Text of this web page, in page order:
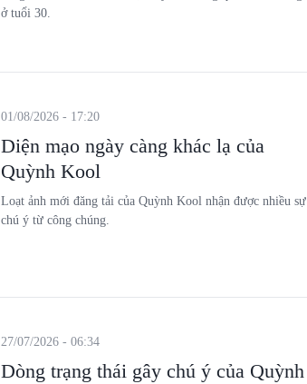
ở tuổi 30.
Diện mạo ngày càng khác lạ của
Quỳnh Kool
01/08/2026 - 17:20
Loạt ảnh mới đăng tải của Quỳnh Kool nhận được nhiều sự
chú ý từ công chúng.
Dòng trạng thái gây chú ý của Quỳnh
27/07/2026 - 06:34